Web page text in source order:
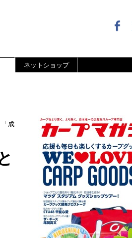
ネットショップ
「成